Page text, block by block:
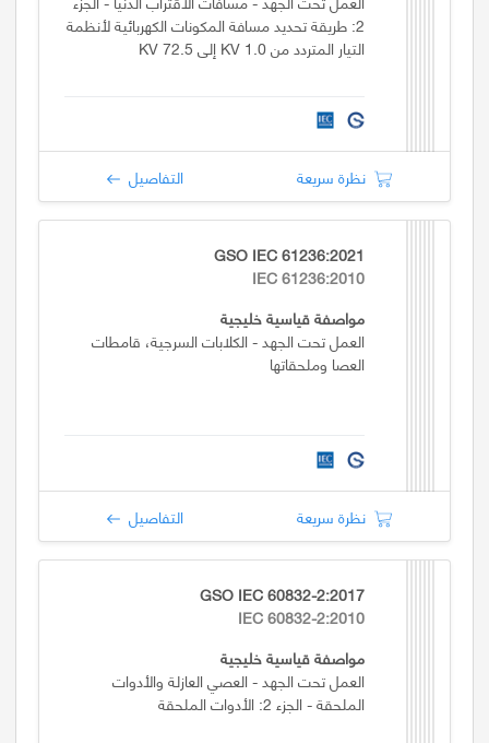
2: طريقة تحديد مسافة المكونات الكهربائية لأنظمة
التيار المتردد من 1.0 KV إلى 72.5 KV
نظرة سريعة التفاصيل
GSO IEC 61236:2021
IEC 61236:2010
مواصفة قياسية خليجية
العمل تحت الجهد - الكلابات السرجية، قامطات
العصا وملحقاتها
نظرة سريعة التفاصيل
GSO IEC 60832-2:2017
IEC 60832-2:2010
مواصفة قياسية خليجية
العمل تحت الجهد - العصي العازلة والأدوات
الملحقة - الجزء 2: الأدوات الملحقة